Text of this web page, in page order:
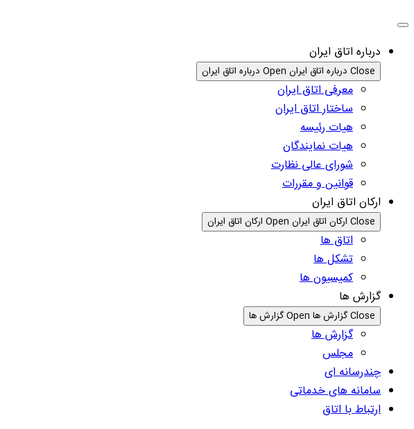
درباره اتاق ایران
Close درباره اتاق ایران Open درباره اتاق ایران
معرفی اتاق ایران
ساختار اتاق ایران
هیات رئیسه
هیات نمایندگان
شورای عالی نظارت
قوانین و مقررات
ارکان اتاق ایران
Close ارکان اتاق ایران Open ارکان اتاق ایران
اتاق ها
تشکل ها
کمیسیون ها
گزارش ها
Close گزارش ها Open گزارش ها
گزارش ها
مجلس
چندرسانه ای
سامانه های خدماتی
ارتباط با اتاق